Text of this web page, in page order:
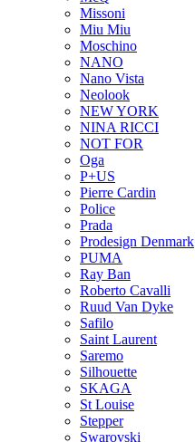
Missoni
Miu Miu
Moschino
NANO
Nano Vista
Neolook
NEW YORK
NINA RICCI
NOT FOR
Oga
P+US
Pierre Cardin
Police
Prada
Prodesign Denmark
PUMA
Ray Ban
Roberto Cavalli
Ruud Van Dyke
Safilo
Saint Laurent
Saremo
Silhouette
SKAGA
St Louise
Stepper
Swarovski